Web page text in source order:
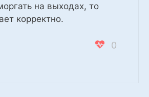
на выходах, то
корректно.
0